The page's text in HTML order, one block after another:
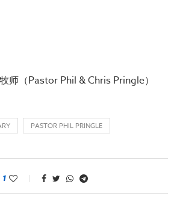
师（Pastor Phil & Chris Pringle）
PASTOR PHIL PRINGLE
1